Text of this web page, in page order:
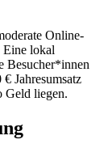
Online-
Eine lokal
Besucher*innen
Jahresumsatz
Geld liegen.